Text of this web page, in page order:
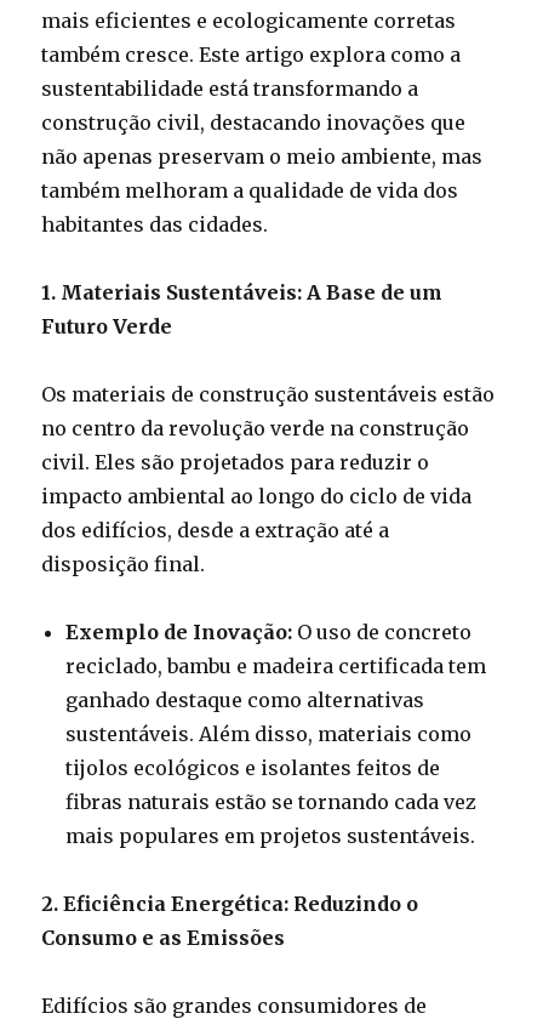
mais eficientes e ecologicamente corretas
também cresce. Este artigo explora como a
sustentabilidade está transformando a
construção civil, destacando inovações que
não apenas preservam o meio ambiente, mas
também melhoram a qualidade de vida dos
habitantes das cidades.
1. Materiais Sustentáveis: A Base de um
Futuro Verde
Os materiais de construção sustentáveis estão
no centro da revolução verde na construção
civil. Eles são projetados para reduzir o
impacto ambiental ao longo do ciclo de vida
dos edifícios, desde a extração até a
disposição final.
Exemplo de Inovação: O uso de concreto
reciclado, bambu e madeira certificada tem
ganhado destaque como alternativas
sustentáveis. Além disso, materiais como
tijolos ecológicos e isolantes feitos de
fibras naturais estão se tornando cada vez
mais populares em projetos sustentáveis.
2. Eficiência Energética: Reduzindo o
Consumo e as Emissões
Edifícios são grandes consumidores de